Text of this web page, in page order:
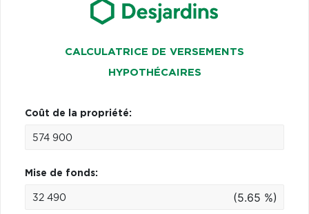
CALCULATRICE DE VERSEMENTS
HYPOTHÉCAIRES
Coût de la propriété:
Mise de fonds:
(5.65 %)